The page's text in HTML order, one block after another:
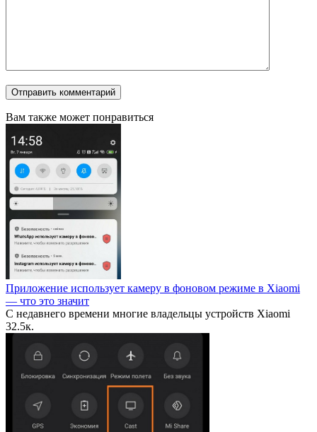
Вам также может понравиться
Приложение использует камеру в фоновом режиме в Xiaomi
— что это значит
С недавнего времени многие владельцы устройств Xiaomi
32.5к.